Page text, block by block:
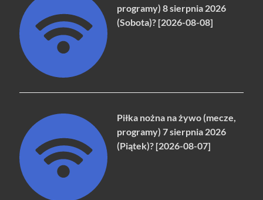
programy) 8 sierpnia 2026
(Sobota)? [2026-08-08]
Piłka nożna na żywo (mecze,
programy) 7 sierpnia 2026
(Piątek)? [2026-08-07]